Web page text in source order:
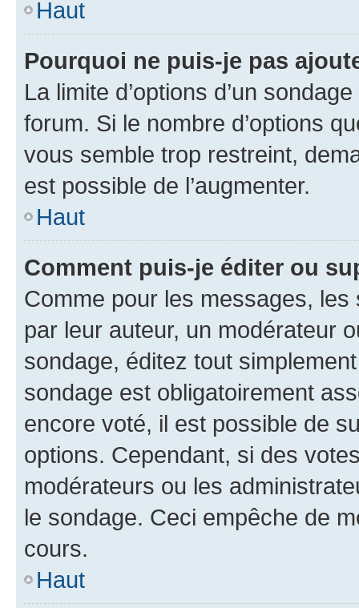
Haut
Pourquoi ne puis-je pas
La limite d’options d’un
forum. Si le nombre d’options
vous semble trop restreint,
est possible de l’augmenter.
Haut
Comment puis-je éditer ou
Comme pour les messages,
par leur auteur, un modérateur
sondage, éditez tout
sondage est obligatoirement
encore voté, il est possible de
options. Cependant, si des
modérateurs ou les
le sondage. Ceci empêche de
cours.
Haut